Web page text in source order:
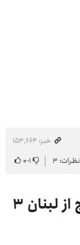
خبر: ۱۵۳٬۶۶۴
نظرات: ۳ ۱-۰
اسرائیل‌هیوم: تل‌آویو برای خروج از لبنان ۳